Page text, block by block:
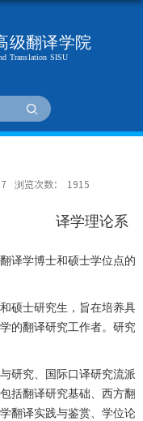
浏览次数： 1915
译学理论系
译学博士和硕士学位点
硕士研究生，旨在培养
的翻译研究工作者。研
研究、国际口译研究流
括翻译研究基础、西方
翻译实践与鉴赏、学位论